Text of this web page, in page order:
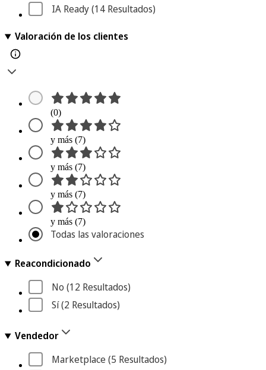
IA Ready (14 Resultados)
Valoración de los clientes
(0)
y más (7)
y más (7)
y más (7)
y más (7)
Todas las valoraciones
Reacondicionado
No (12 Resultados)
Sí (2 Resultados)
Vendedor
Marketplace (5 Resultados)